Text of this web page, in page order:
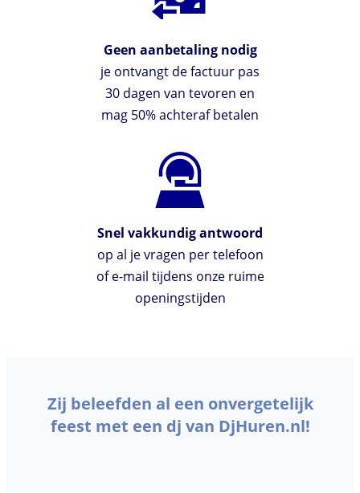
Geen aanbetaling nodig
je ontvangt de factuur pas
30 dagen van tevoren en
mag 50% achteraf betalen
Snel vakkundig antwoord
op al je vragen per telefoon
of e-mail tijdens onze ruime
openingstijden
Zij beleefden al een onvergetelijk
feest met een dj van DjHuren.nl!